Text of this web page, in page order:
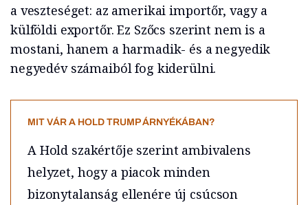
a veszteséget: az amerikai importőr, vagy a
külföldi exportőr. Ez Szőcs szerint nem is a
mostani, hanem a harmadik- és a negyedik
negyedév számaiból fog kiderülni.
MIT VÁR A HOLD TRUMP ÁRNYÉKÁBAN?
A Hold szakértője szerint ambivalens
helyzet, hogy a piacok minden
bizonytalanság ellenére új csúcson